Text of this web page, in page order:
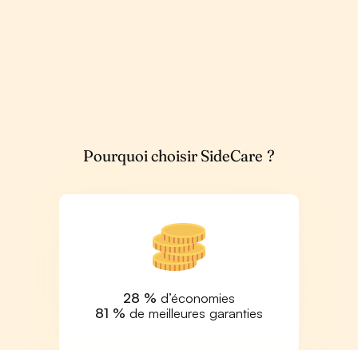
Pourquoi choisir SideCare ?
28 % d’économies
81 % de meilleures garanties